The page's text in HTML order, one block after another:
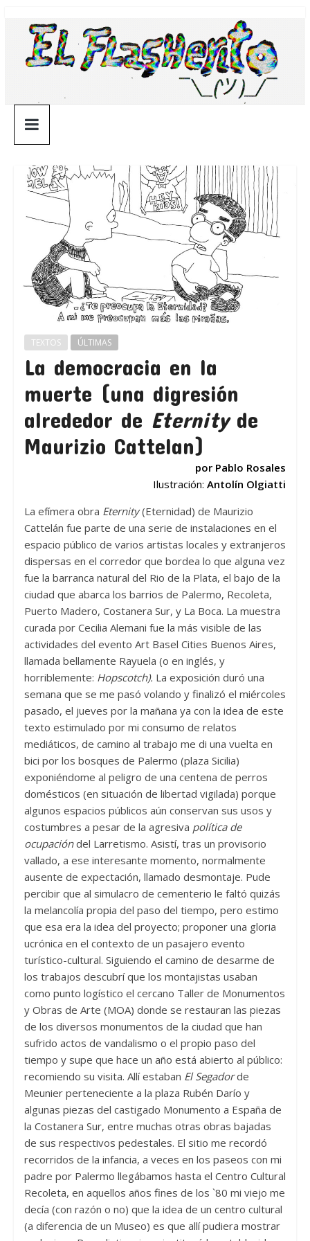
contenido
¯\_(ツ)_/
¯
TEXTOS ÚLTIMAS
La democracia en la
muerte (una digresión
alrededor de Eternityde
Maurizio Cattelan)
por Pablo Rosales
Ilustración:Antolín Olgiatti
La efímera obra Eternity(Eternidad) de Maurizio
Cattelán fue parte de una serie de instalaciones en el
espacio público de varios artistas locales y extranjeros
dispersas en el corredor que bordea lo que alguna vez
fue la barranca natural del Rio de la Plata, el bajo de la
ciudad que abarca los barrios de Palermo, Recoleta,
Puerto Madero, Costanera Sur, y La Boca. La muestra
curada por Cecilia Alemani fue la más visible de las
actividades del evento Art Basel Cities Buenos Aires,
llamada bellamente Rayuela (o en inglés, y
horriblemente: Hopscotch). La exposición duró una
semana que se me pasó volando y finalizó el miércoles
pasado, el jueves por la mañana ya con la idea de este
texto estimulado por mi consumo de relatos
mediáticos, de camino al trabajo me di una vuelta en
bici por los bosques de Palermo (plaza Sicilia)
exponiéndome al peligro de una centena de perros
domésticos (en situación de libertad vigilada) porque
algunos espacios públicos aún conservan sus usos y
costumbres a pesar de la agresiva política de
ocupacióndel Larretismo. Asistí, tras un provisorio
vallado, a ese interesante momento, normalmente
ausente de expectación, llamado desmontaje. Pude
percibir que al simulacro de cementerio le faltó quizás
la melancolía propia del paso del tiempo, pero estimo
que esa era la idea del proyecto; proponer una gloria
ucrónica en el contexto de un pasajero evento
turístico-cultural. Siguiendo el camino de desarme de
los trabajos descubrí que los montajistas usaban
como punto logístico el cercano Taller de Monumentos
y Obras de Arte (MOA) donde se restauran las piezas
de los diversos monumentos de la ciudad que han
sufrido actos de vandalismo o el propio paso del
tiempo y supe que hace un año está abierto al público:
recomiendo su visita. Allí estaban El Segadorde
Meunier perteneciente a la plaza Rubén Darío y
algunas piezas del castigado Monumento a España de
la Costanera Sur, entre muchas otras obras bajadas
de sus respectivos pedestales. El sitio me recordó
recorridos de la infancia, a veces en los paseos con mi
padre por Palermo llegábamos hasta el Centro Cultural
Recoleta, en aquellos años fines de los `80 mi viejo me
decía (con razón o no) que la idea de un centro cultural
(a diferencia de un Museo) es que allí pudiera mostrar